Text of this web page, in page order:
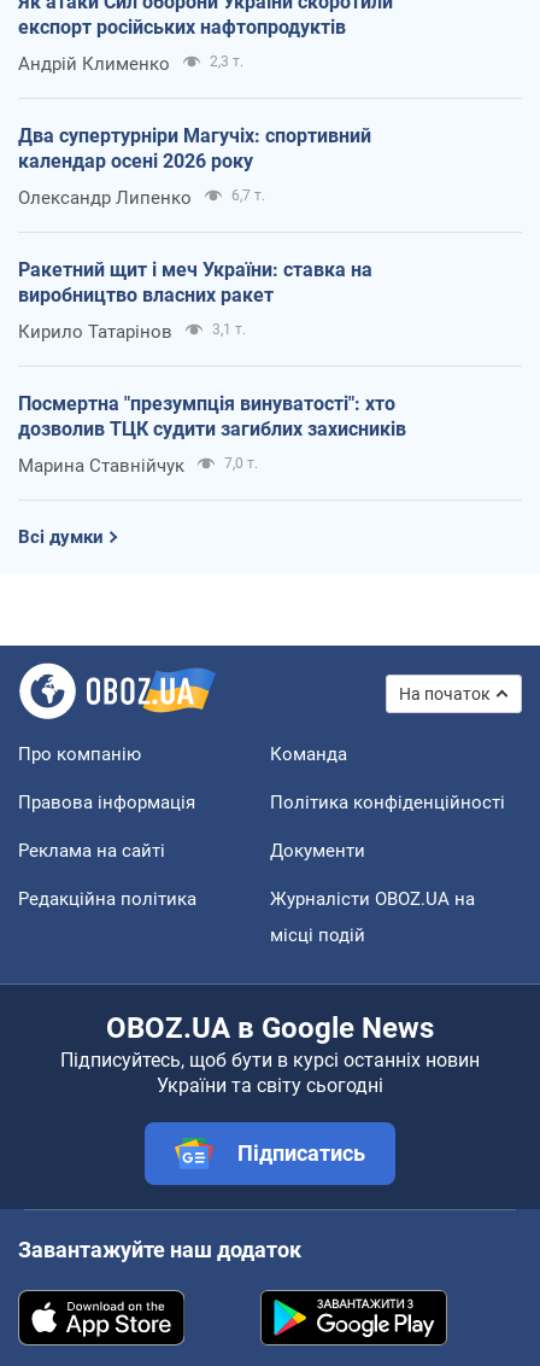
експорт російських нафтопродуктів
Андрій Клименко 2,3 т.
Два супертурніри Магучіх: спортивний
календар осені 2026 року
Олександр Липенко 6,7 т.
Ракетний щит і меч України: ставка на
виробництво власних ракет
Кирило Татарінов 3,1 т.
Посмертна "презумпція винуватості": хто
дозволив ТЦК судити загиблих захисників
Марина Ставнійчук 7,0 т.
Всі думки
На початок
Про компанію Команда
Правова інформація Політика конфіденційності
Реклама на сайті Документи
Редакційна політика
Журналісти OBOZ.UA на
місці подій
OBOZ.UA в Google News
Підписуйтесь, щоб бути в курсі останніх новин
України та світу сьогодні
Підписатись
Завантажуйте наш додаток